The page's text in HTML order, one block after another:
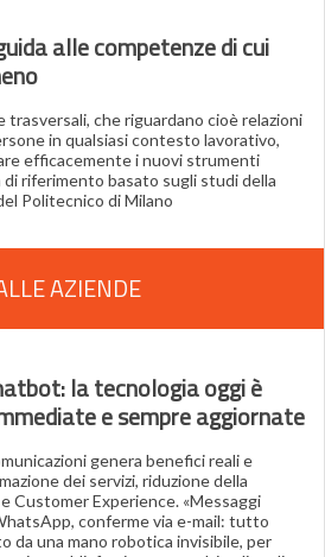
alle competenze di cui
trasversali, che riguardano cioè relazioni
in qualsiasi contesto lavorativo,
efficacemente i nuovi strumenti
di riferimento basato sugli studi della
Politecnico di Milano
AZIENDE
la tecnologia oggi è
e sempre aggiornate
genera benefici reali e
dei servizi, riduzione della
Customer Experience. «Messaggi
conferme via e-mail: tutto
da una mano robotica invisibile, per